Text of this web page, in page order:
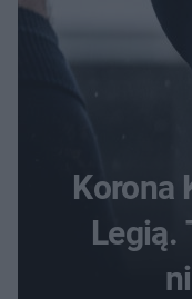
Korona
Legią.